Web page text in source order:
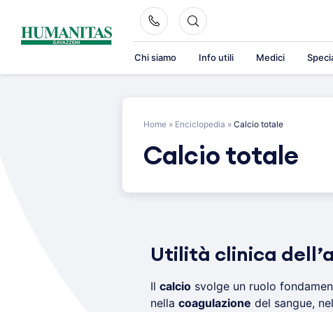
content
Chi siamo Info utili Medici
Home » Enciclopedia » Calcio totale
Calcio totale
Utilità clinica
Il calciosvolge un ruolo
nella coagulazione del sangue,